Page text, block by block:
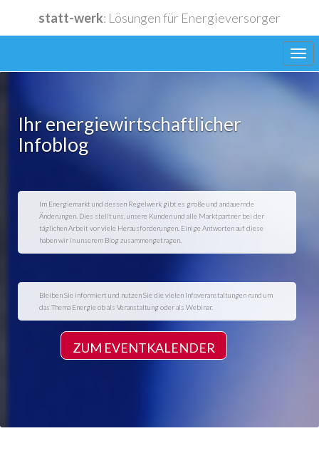
Lieferanten
Funktionen
Anwendungen
statt-werk: Lösungen für Energieversorger
Ihr energiewirtschaftlicher
Infoblog
Im Energiemarkt und dessen Regelwerk gibt es große und andauernde
Änderungen. Dies stellt uns, unsere Kunden und alle Marktpartner bei der
täglichen Arbeit vor viele Herausforderungen. Einige Antworten auf diese
haben wir in unserem Blog zusammengetragen.
Bleiben Sie informiert und nutzen Sie die vielen Infoveranstaltungen rund um
das Thema Energie ob als Veranstaltung oder als Webinar.
ZUM EVENTKALENDER